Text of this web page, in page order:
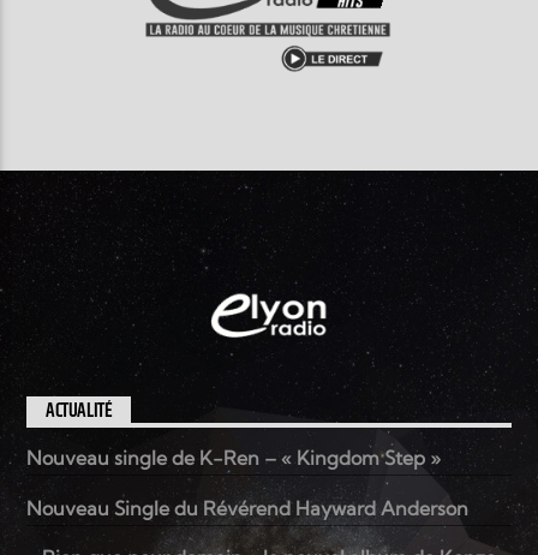
ACTUALITÉ
Nouveau single de K-Ren – « Kingdom Step »
Nouveau Single du Révérend Hayward Anderson